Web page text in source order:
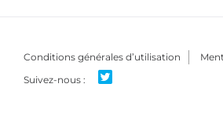
Conditions générales d’utilisation